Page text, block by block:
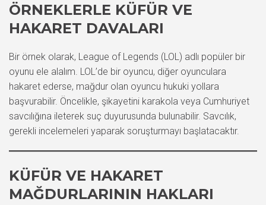
ÖRNEKLERLE KÜFÜR VE
HAKARET DAVALARI
Bir örnek olarak, League of Legends (LOL) adlı popüler bir
oyunu ele alalım. LOL’de bir oyuncu, diğer oyunculara
hakaret ederse, mağdur olan oyuncu hukuki yollara
başvurabilir. Öncelikle, şikayetini karakola veya Cumhuriyet
savcılığına ileterek suç duyurusunda bulunabilir. Savcılık,
gerekli incelemeleri yaparak soruşturmayı başlatacaktır.
KÜFÜR VE HAKARET
MAĞDURLARININ HAKLARI